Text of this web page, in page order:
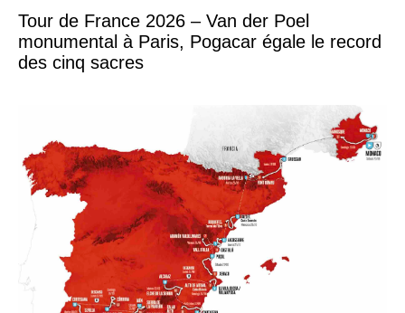
Tour de France 2026 – Van der Poel
monumental à Paris, Pogacar égale le record
des cinq sacres